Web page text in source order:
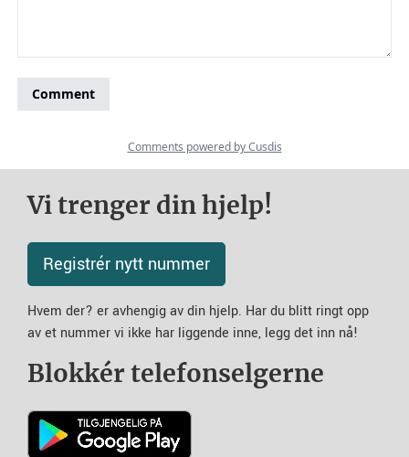
Vi trenger din hjelp!
Registrér nytt nummer
Hvem der? er avhengig av din hjelp. Har du blitt ringt opp
av et nummer vi ikke har liggende inne, legg det inn nå!
Blokkér telefonselgerne